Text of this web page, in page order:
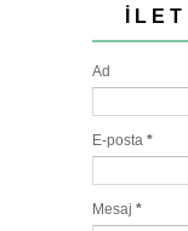
Ad
E-posta *
Mesaj *